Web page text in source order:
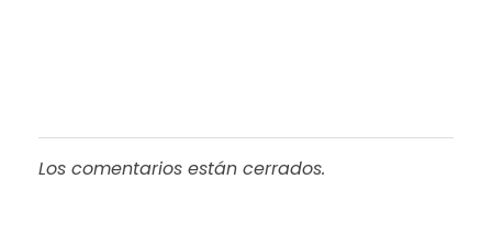
Los comentarios están cerrados.